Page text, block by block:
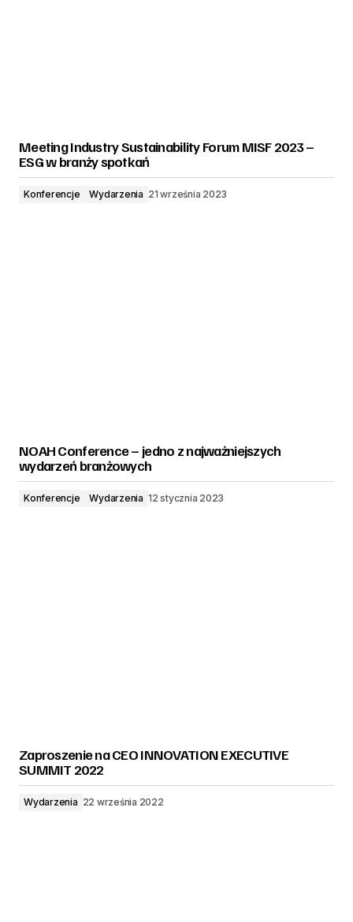
Meeting Industry Sustainability Forum MISF 2023 –
ESG w branży spotkań
Konferencje Wydarzenia 21 września 2023
NOAH Conference – jedno z najważniejszych
wydarzeń branżowych
Konferencje Wydarzenia 12 stycznia 2023
Zaproszenie na CEO INNOVATION EXECUTIVE
SUMMIT 2022
Wydarzenia 22 września 2022